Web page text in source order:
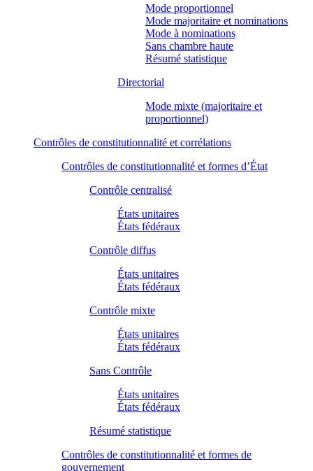
Mode proportionnel
Mode majoritaire et nominations
Mode à nominations
Sans chambre haute
Résumé statistique
Directorial
Mode mixte (majoritaire et
proportionnel)
Contrôles de constitutionnalité et corrélations
Contrôles de constitutionnalité et formes d’État
Contrôle centralisé
États unitaires
États fédéraux
Contrôle diffus
États unitaires
États fédéraux
Contrôle mixte
États unitaires
États fédéraux
Sans Contrôle
États unitaires
États fédéraux
Résumé statistique
Contrôles de constitutionnalité et formes de
gouvernement